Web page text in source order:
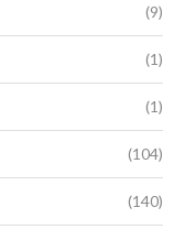
(9)
(1)
(1)
(104)
(140)